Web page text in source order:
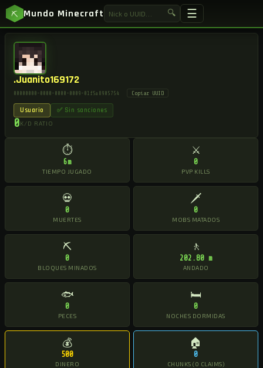
⛏ Mundo Minecraft 🔍 ☰
.Juanito169172
00000000-0000-0000-0009-01f5a8905754 Copiar UUID
Usuario ✅ Sin sanciones
0K/D RATIO
⏱
6m
TIEMPO JUGADO
⚔
0
PVP KILLS
💀
0
MUERTES
🗡
0
MOBS MATADOS
⛏
0
BLOQUES MINADOS
🚶
202.80 m
ANDADO
🐟
0
PECES
🛏
0
NOCHES DORMIDAS
💰
500
DINERO
🏠
0
CHUNKS (0 CLAIMS)